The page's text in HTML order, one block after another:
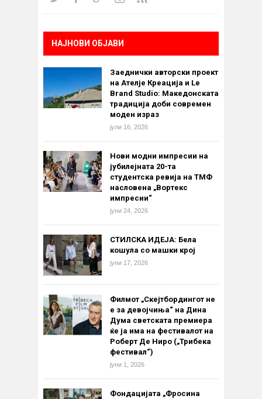
НАЈНОВИ ОБЈАВИ
Заеднички авторски проект
на Ателје Креација и Le
Brand Studio: Македонската
традиција доби современ
моден израз
јули 16, 2026
Нови модни импресии на
јубилејната 20-та
студентска ревија на ТМФ
насловена „Вортекс
импресии“
јуни 24, 2026
СТИЛСКА ИДЕЈА: Бела
кошула со машки крој
јуни 17, 2026
Филмот „Скејтбордингот не
е за девојчиња“ на Дина
Дума светската премиера
ќе ја има на фестивалот на
Роберт Де Ниро („Трибека
фестивал“)
јуни 1, 2026
Фондацијата „Фросина